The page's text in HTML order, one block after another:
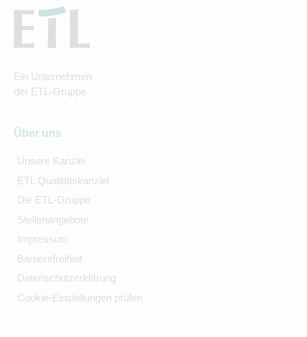
Ein Unternehmen
der ETL-Gruppe
Über uns
Unsere Kanzlei
ETL Qualitätskanzlei
Die ETL-Gruppe
Stellenangebote
Impressum
Barrierefreiheit
Datenschutzerklärung
Cookie-Einstellungen prüfen